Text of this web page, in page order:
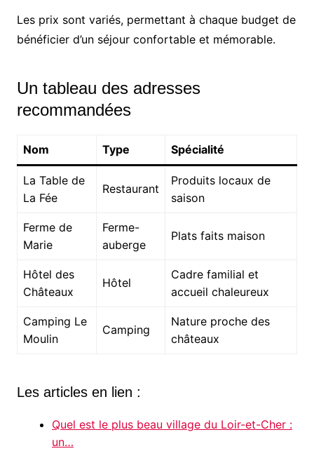
Les prix sont variés, permettant à chaque budget de
bénéficier d’un séjour confortable et mémorable.
Un tableau des adresses
recommandées
Nom Type Spécialité
La Table de
La Fée
Restaurant
Produits locaux de
saison
Ferme de
Marie
Ferme-
auberge
Plats faits maison
Hôtel des
Châteaux
Hôtel
Cadre familial et
accueil chaleureux
Camping Le
Moulin
Camping
Nature proche des
châteaux
Les articles en lien :
Quel est le plus beau village du Loir-et-Cher :
un…